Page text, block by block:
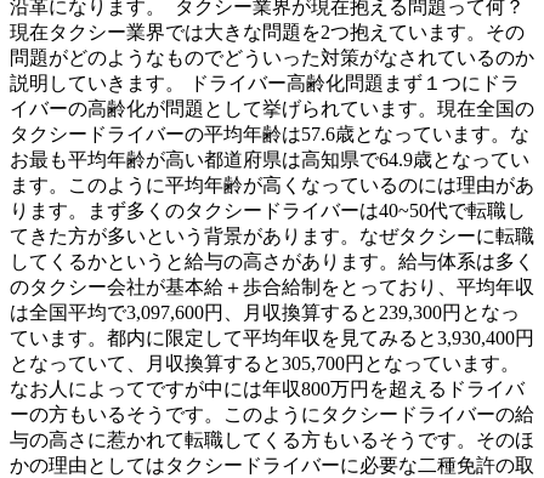
沿革になります。 タクシー業界が現在抱える問題って何？
現在タクシー業界では大きな問題を2つ抱えています。その
問題がどのようなものでどういった対策がなされているのか
説明していきます。 ドライバー高齢化問題まず１つにドラ
イバーの高齢化が問題として挙げられています。現在全国の
タクシードライバーの平均年齢は57.6歳となっています。な
お最も平均年齢が高い都道府県は高知県で64.9歳となってい
ます。このように平均年齢が高くなっているのには理由があ
ります。まず多くのタクシードライバーは40~50代で転職し
てきた方が多いという背景があります。なぜタクシーに転職
してくるかというと給与の高さがあります。給与体系は多く
のタクシー会社が基本給＋歩合給制をとっており、平均年収
は全国平均で3,097,600円、月収換算すると239,300円となっ
ています。都内に限定して平均年収を見てみると3,930,400円
となっていて、月収換算すると305,700円となっています。
なお人によってですが中には年収800万円を超えるドライバ
ーの方もいるそうです。このようにタクシードライバーの給
与の高さに惹かれて転職してくる方もいるそうです。そのほ
かの理由としてはタクシードライバーに必要な二種免許の取